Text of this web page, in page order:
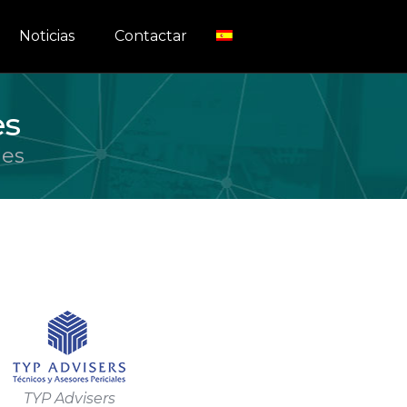
Noticias Contactar
TYP Advisers